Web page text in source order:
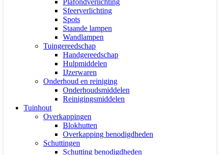
Sfeerverlichting
Spots
Staande lampen
Wandlampen
Tuingereedschap
Handgereedschap
Hulpmiddelen
IJzerwaren
Onderhoud en reiniging
Onderhoudsmiddelen
Reinigingsmiddelen
Tuinhout
Overkappingen
Blokhutten
Overkapping benodigdheden
Schuttingen
Schutting benodigdheden